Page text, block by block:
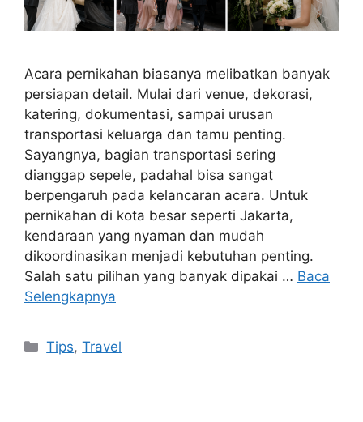
Acara pernikahan biasanya melibatkan banyak
persiapan detail. Mulai dari venue, dekorasi,
katering, dokumentasi, sampai urusan
transportasi keluarga dan tamu penting.
Sayangnya, bagian transportasi sering
dianggap sepele, padahal bisa sangat
berpengaruh pada kelancaran acara. Untuk
pernikahan di kota besar seperti Jakarta,
kendaraan yang nyaman dan mudah
dikoordinasikan menjadi kebutuhan penting.
Salah satu pilihan yang banyak dipakai … Baca
Selengkapnya
Kategori
Tips,Travel